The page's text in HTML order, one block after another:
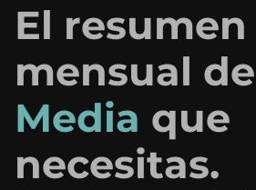
El resumen
mensual de
Media que
necesitas.